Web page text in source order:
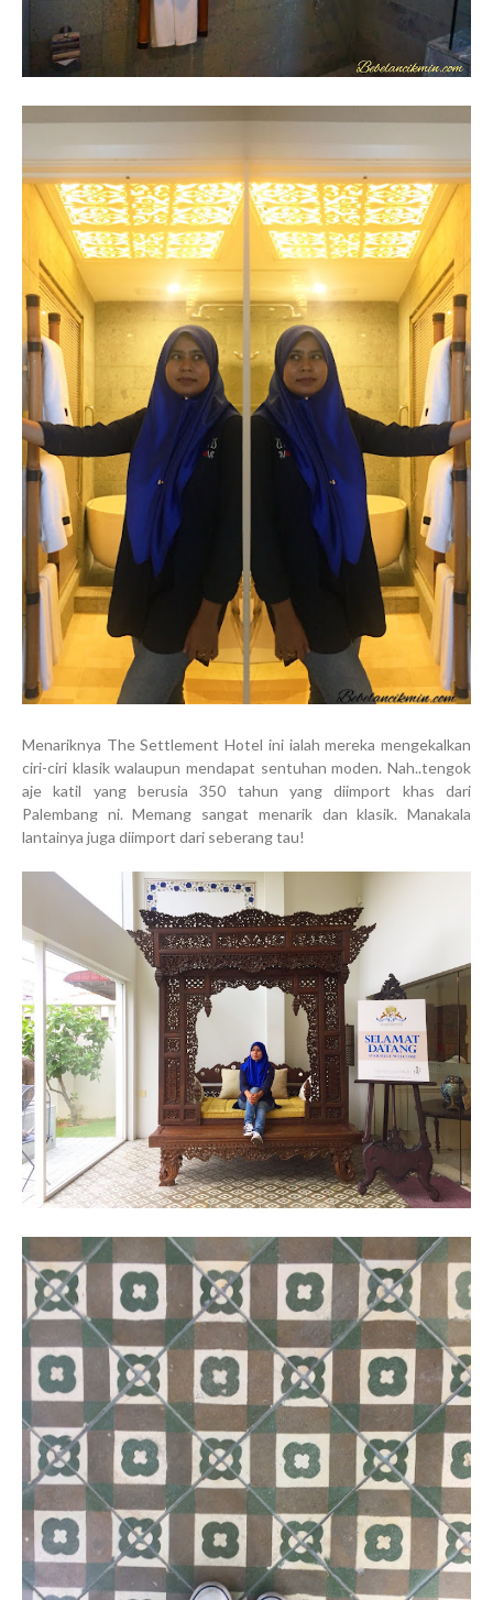
Menariknya The Settlement Hotel ini ialah mereka mengekalkan
ciri-ciri klasik walaupun mendapat sentuhan moden. Nah..tengok
aje katil yang berusia 350 tahun yang diimport khas dari
Palembang ni. Memang sangat menarik dan klasik. Manakala
lantainya juga diimport dari seberang tau!